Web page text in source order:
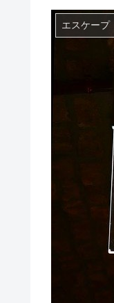
エスケープ